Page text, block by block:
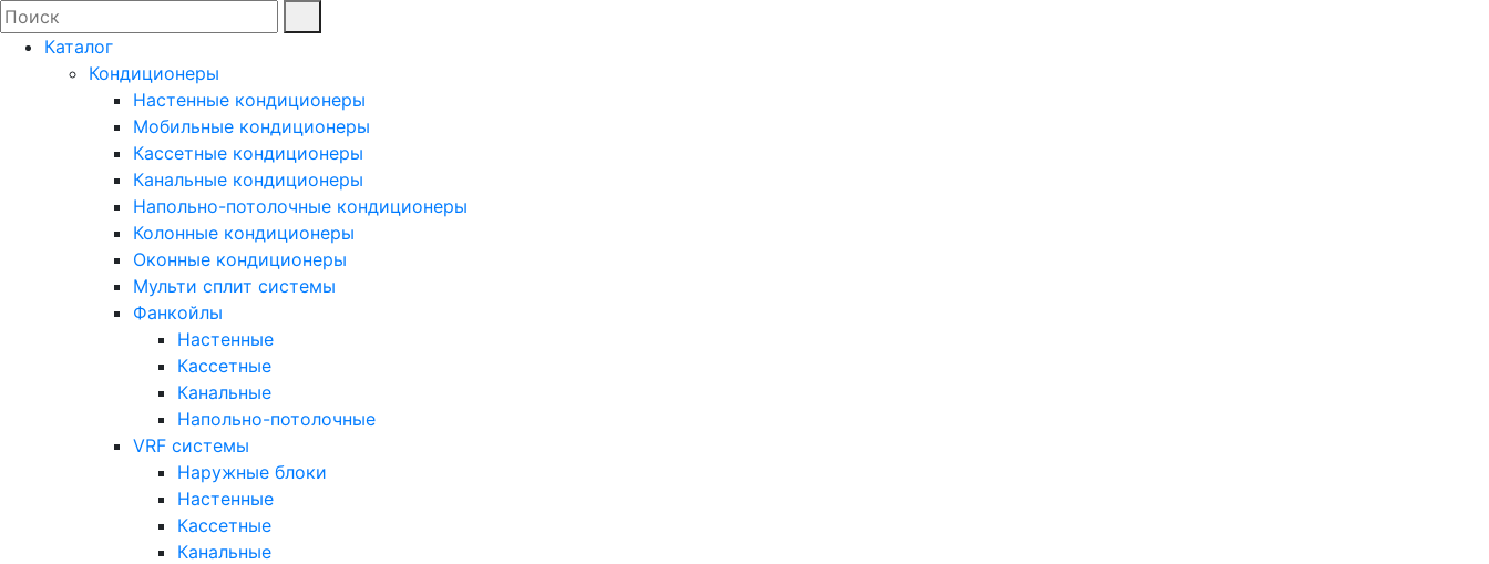
Каталог
Кондиционеры
Настенные кондиционеры
Мобильные кондиционеры
Кассетные кондиционеры
Канальные кондиционеры
Напольно-потолочные кондиционеры
Колонные кондиционеры
Оконные кондиционеры
Мульти сплит системы
Фанкойлы
Настенные
Кассетные
Канальные
Напольно-потолочные
VRF системы
Наружные блоки
Настенные
Кассетные
Канальные